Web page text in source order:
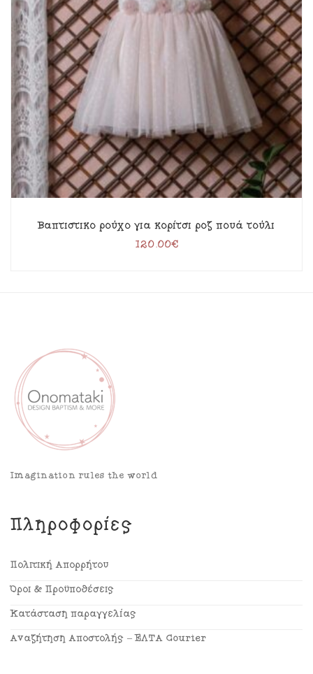
Βαπτιστικό ρούχο για κορίτσι ροζ πουά τούλι
120.00€
Imagination rules the world
Πληροφορίες
Πολιτική Απορρήτου
Όροι & Προϋποθέσεις
Κατάσταση παραγγελίας
Αναζήτηση Αποστολής – ΕΛΤΑ Courier